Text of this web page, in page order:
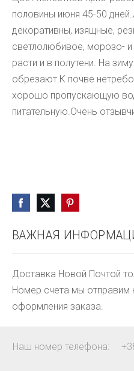
ВАЖНАЯ
Доставка Новой Почтой
Номер счета мы отправим
оформления заказа.
половины июня 45-50 дней.
декоративны, изящные,
светлолюбивое, морозо-
расти и в полутени. На
обрезают.К почве
хорошо пропускающую
питательную.Очень
Наш номер телефона: